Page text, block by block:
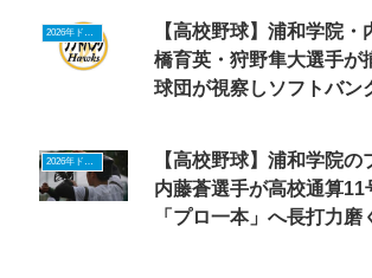
【高校野球】浦和学院
橋育英・狩野隼大選手が
球団が視察しソフトバン
2026年ドラフトニュース
【高校野球】浦和学院の
内藤蒼選手が高校通算11
「プロ一本」へ長打力磨